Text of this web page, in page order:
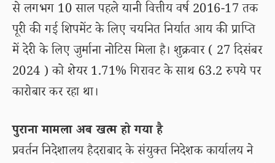
से लगभग 10 साल पहले यानी वित्तीय वर्ष 2016-17 तक
पूरी की गई शिपमेंट के लिए चयनित निर्यात आय की प्राप्ति
में देरी के लिए जुर्माना नोटिस मिला है। शुक्रवार ( 27 दिसंबर
2024 ) को शेयर 1.71% गिरावट के साथ 63.2 रुपये पर
कारोबार कर रहा था।
पुराना मामला अब खत्म हो गया है
प्रवर्तन निदेशालय हैदराबाद के संयुक्त निदेशक कार्यालय ने